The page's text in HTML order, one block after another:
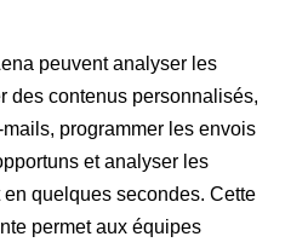
peuvent analyser les
des contenus personnalisés,
programmer les envois
et analyser les
quelques secondes. Cette
permet aux équipes